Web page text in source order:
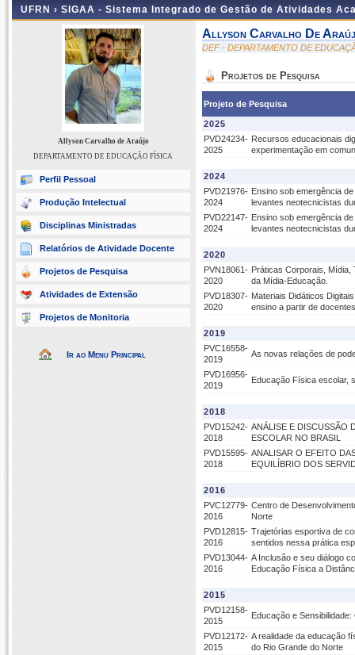
UFRN › SIGAA - Sistema Integrado de Gestão de Atividades
Allyson Carvalho de Araújo
DEPARTAMENTO DE EDUCAÇÃO FÍSICA
Perfil Pessoal
Produção Intelectual
Disciplinas Ministradas
Relatórios de Atividade Docente
Projetos de Pesquisa
Atividades de Extensão
Projetos de Monitoria
Ir ao Menu Principal
Allyson Carvalho De
DEF - DEPARTAMENTO DE
Projetos de Pesquisa
Projeto de Pesquisa
2025
PVD24234-
2025
Recursos educacionais
experimentação em
2024
PVD21976-
2024
Ensino sob emergência
levantes neotecnicistas
PVD22147-
2024
Ensino sob emergência
levantes neotecnicistas
2020
PVN18061-
2020
Práticas Corporais,
da Mídia-Educação.
PVD18307-
2020
Materiais Didáticos
ensino a partir de docentes
2019
PVC16558-
2019
As novas relações de
PVD16956-
2019
Educação Física escolar,
2018
PVD15242-
2018
ANÁLISE E DISCUSSÃO
ESCOLAR NO BRASIL
PVD15595-
2018
ANALISAR O EFEITO
EQUILÍBRIO DOS
2016
PVC12779-
2016
Centro de
Norte
PVD12815-
2016
Trajetórias esportiva de
sentidos nessa prática
PVD13044-
2016
A Inclusão e seu diálogo
Educação Física a
2015
PVD12158-
2015
Educação e
PVD12172-
2015
A realidade da educação
do Rio Grande do Norte